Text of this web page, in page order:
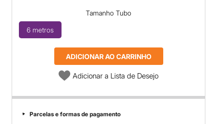
Tamanho Tubo
6 metros
ADICIONAR AO CARRINHO
Adicionar a Lista de Desejo
Parcelas e formas de pagamento